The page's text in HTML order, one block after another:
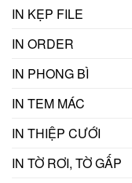
IN KẸP FILE
IN ORDER
IN PHONG BÌ
IN TEM MÁC
IN THIỆP CƯỚI
IN TỜ RƠI, TỜ GẤP